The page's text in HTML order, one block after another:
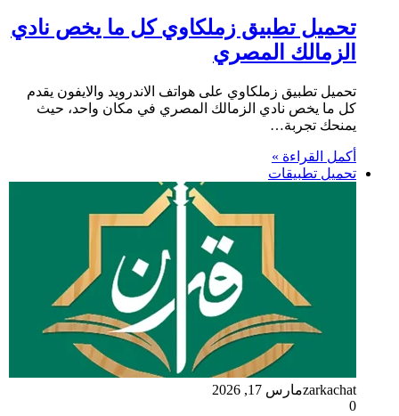
تحميل تطبيق زملكاوي كل ما يخص نادي
الزمالك المصري
تحميل تطبيق زملكاوي على هواتف الاندرويد والايفون يقدم
كل ما يخص نادي الزمالك المصري في مكان واحد، حيث
يمنحك تجربة…
أكمل القراءة »
تحميل تطبيقات
zarkachatمارس 17, 2026
0